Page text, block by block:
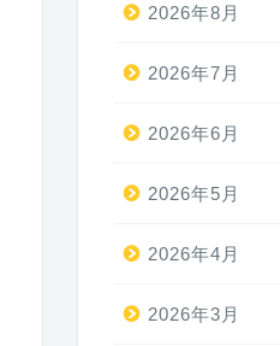
2026年8月
2026年7月
2026年6月
2026年5月
2026年4月
2026年3月